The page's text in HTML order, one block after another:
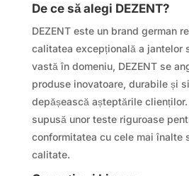
De ce să alegi DEZENT?
DEZENT este un brand german
calitatea excepțională a jantelor
vastă în domeniu, DEZENT se
produse inovatoare, durabile și
depășească așteptările
supusă unor teste riguroase
conformitatea cu cele mai înalte
calitate.